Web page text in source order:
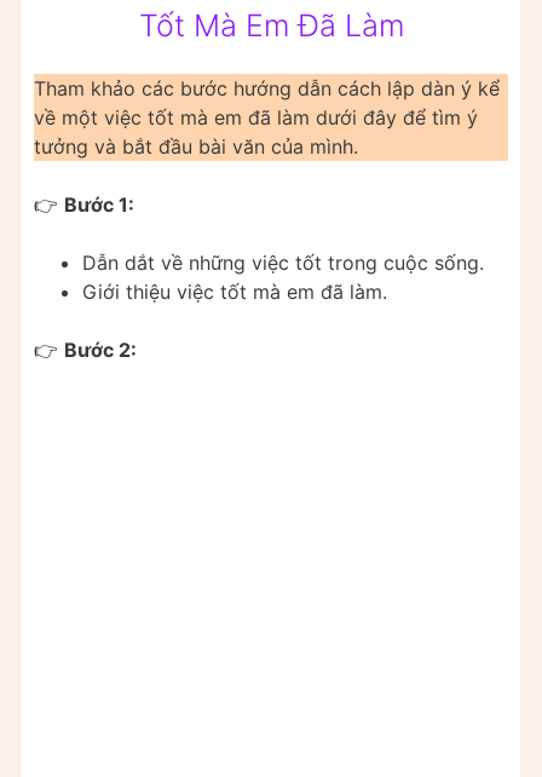
Tốt Mà Em Đã Làm
Tham khảo các bước hướng dẫn cách lập dàn ý kể
về một việc tốt mà em đã làm dưới đây để tìm ý
tưởng và bắt đầu bài văn của mình.
👉 Bước 1:
Dẫn dắt về những việc tốt trong cuộc sống.
Giới thiệu việc tốt mà em đã làm.
👉 Bước 2: